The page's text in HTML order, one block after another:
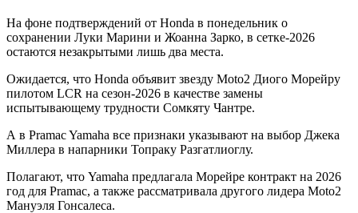
На фоне подтверждений от Honda в понедельник о
сохранении Луки Марини и Жоанна Зарко, в сетке‑2026
остаются незакрытыми лишь два места.
Ожидается, что Honda объявит звезду Moto2 Диого Морейру
пилотом LCR на сезон‑2026 в качестве замены
испытывающему трудности Сомкяту Чантре.
А в Pramac Yamaha все признаки указывают на выбор Джека
Миллера в напарники Топраку Разгатлиоглу.
Полагают, что Yamaha предлагала Морейре контракт на 2026
год для Pramac, а также рассматривала другого лидера Moto2
Мануэля Гонсалеса.